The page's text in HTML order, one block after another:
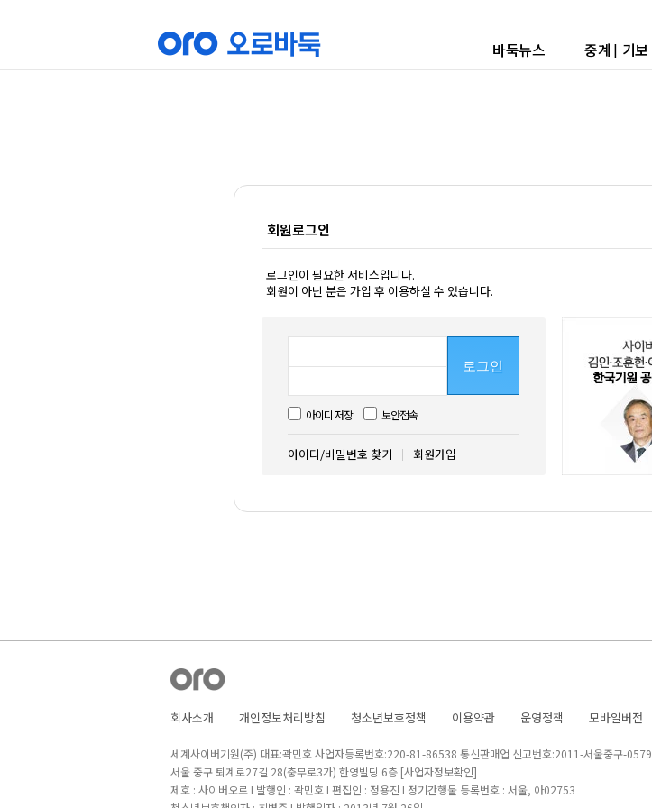
바둑뉴스 중계 | 기보
회원로그인
로그인이 필요한 서비스입니다.
회원이 아닌 분은 가입 후 이용하실 수 있습니다.
로그인
아이디 저장 보안접속
아이디/비밀번호 찾기 회원가입
회사소개 개인정보처리방침 청소년보호정책 이용약관 운영정책 모바일버전
세계사이버기원(주) 대표:곽민호 사업자등록번호:220-81-86538 통신판매업 신고번호:2011-서울중구-0579
서울 중구 퇴계로27길 28(충무로3가) 한영빌딩 6층 [사업자정보확인]
제호 : 사이버오로 I 발행인 : 곽민호 I 편집인 : 정용진 I 정기간행물 등록번호 : 서울, 아02753